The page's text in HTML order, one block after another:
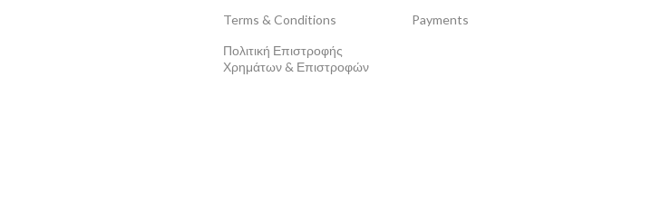
Terms & Conditions
Πολιτική Επιστροφής
Χρημάτων & Επιστροφών
Payments